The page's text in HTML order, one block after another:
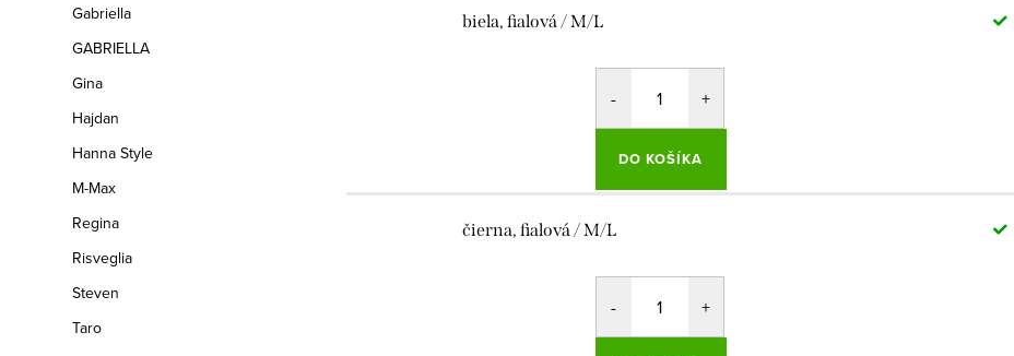
Gabriella
GABRIELLA
Gina
Hajdan
Hanna Style
M-Max
Regina
Risveglia
Steven
Taro
biela, fialová / M/L
DO KOŠÍKA
čierna, fialová / M/L